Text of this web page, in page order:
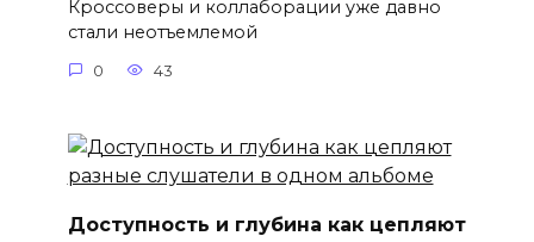
Кроссоверы и коллаборации уже давно
стали неотъемлемой
0 43
Доступность и глубина как цепляют